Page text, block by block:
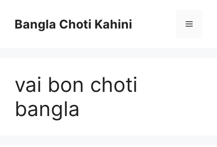
contentBangla Choti Kahini Menu
vai bon choti
bangla